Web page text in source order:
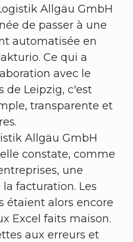
Allgäu GmbH
de passer à une
automatisée en
Ce qui a
avec le
de Leipzig, c'est
transparente et
Allgäu GmbH
constate, comme
une
facturation. Les
étaient alors encore
Excel faits maison.
aux erreurs et